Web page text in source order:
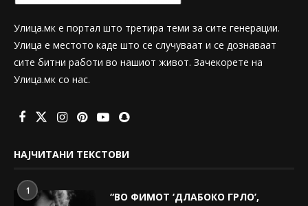
Улица.мк е портал што третира теми за сите генерации.
Улица е местото каде што се случуваат и се дознаваат
сите битни работи во нашиот живот. Зачекорете на
Улица.мк со нас.
НАЈЧИТАНИ ТЕКСТОВИ
1
“ВО ФИМОТ ‘ДЛАБОКО ГРЛО’,